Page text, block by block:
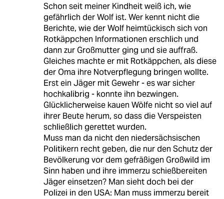
Schon seit meiner Kindheit weiß ich, wie
gefährlich der Wolf ist. Wer kennt nicht die
Berichte, wie der Wolf heimtückisch sich von
Rotkäppchen Informationen erschlich und
dann zur Großmutter ging und sie auffraß.
Gleiches machte er mit Rotkäppchen, als diese
der Oma ihre Notverpflegung bringen wollte.
Erst ein Jäger mit Gewehr - es war sicher
hochkalibrig - konnte ihn bezwingen.
Glücklicherweise kauen Wölfe nicht so viel auf
ihrer Beute herum, so dass die Verspeisten
schließlich gerettet wurden.
Muss man da nicht den niedersächsischen
Politikern recht geben, die nur den Schutz der
Bevölkerung vor dem gefräßigen Großwild im
Sinn haben und ihre immerzu schießbereiten
Jäger einsetzen? Man sieht doch bei der
Polizei in den USA: Man muss immerzu bereit